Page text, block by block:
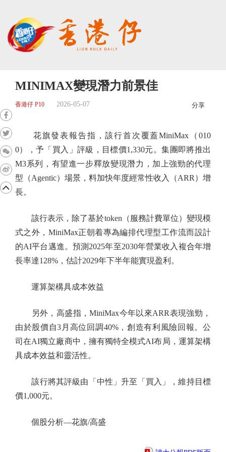
MINIMAX變現潛力前景佳
香港仔 P10 2026-05-07 分享
花旗發表報告指，該行首次覆蓋MiniMax（010
0），予「買入」評級，目標價1,330元。集團即將推出
M3系列，有望進一步釋放變現潛力，加上強勁的代理
型（Agentic）場景，料加快年度經常性收入（ARR）增
長。
該行表示，除了基於token（服務計費單位）變現模
式之外，MiniMax正朝着專為編排代理型工作流而設計
的AI平台邁進。預測2025年至2030年營業收入複合年增
長率達128%，估計2029年下半年能實現盈利。
運算架構具成本效益
另外，高盛指，MiniMax今年以來ARR表現強勁，
由於股價自3月高位回調40%，創造有利風險回報。公
司在AI獨立廠商中，擁有獨特全模式AI布局，運算架構
具成本效益和靈活性。
該行將其評級由「中性」升至「買入」，維持目標
價1,000元。
個股分析—花旗/高盛